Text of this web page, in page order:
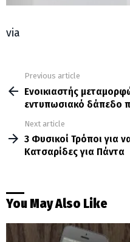
via
more
Previous article
Eνοικιαστής
εντυπωσιακό δάπεδο
Next article
3 Φυσικοί Τρόποι για
Κατσαρίδες για Πάντα
You May Also Like